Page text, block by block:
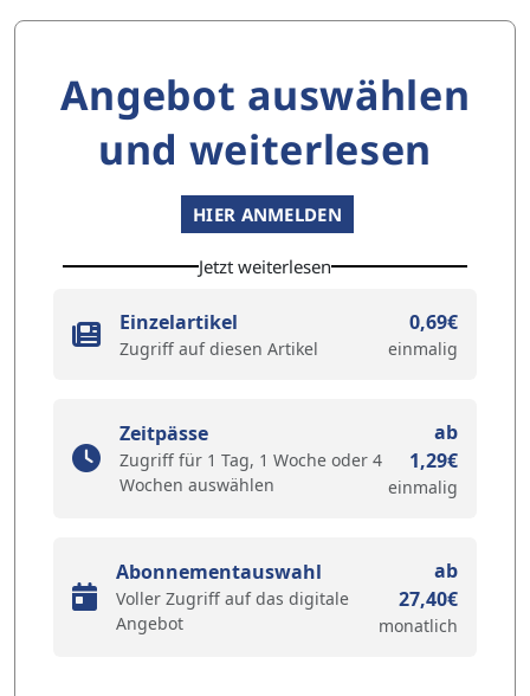
Angebot auswählen
und weiterlesen
HIER ANMELDEN
Jetzt weiterlesen
Einzelartikel
Zugriff auf diesen Artikel
0,69€
einmalig
Zeitpässe
Zugriff für 1 Tag, 1 Woche oder 4
Wochen auswählen
ab
1,29€
einmalig
Abonnementauswahl
Voller Zugriff auf das digitale
Angebot
ab
27,40€
monatlich